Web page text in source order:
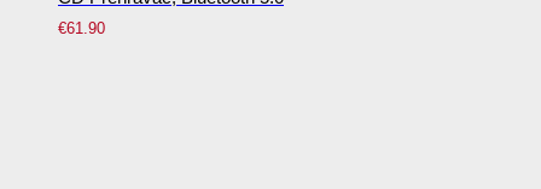
€61.90